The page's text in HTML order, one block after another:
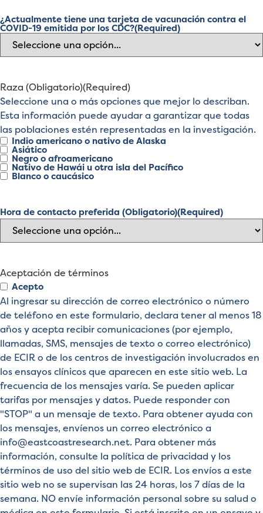
¿Actualmente tiene una tarjeta de vacunación contra el
COVID-19 emitida por los CDC?(Required)
Raza (Obligatorio)(Required)
Seleccione una o más opciones que mejor lo describan.
Esta información puede ayudar a garantizar que todas
las poblaciones estén representadas en la investigación.
Indio americano o nativo de Alaska
Asiático
Negro o afroamericano
Nativo de Hawái u otra isla del Pacífico
Blanco o caucásico
Hora de contacto preferida (Obligatorio)(Required)
Aceptación de términos
Acepto
Al ingresar su dirección de correo electrónico o número
de teléfono en este formulario, declara tener al menos 18
años y acepta recibir comunicaciones (por ejemplo,
llamadas, SMS, mensajes de texto o correo electrónico)
de ECIR o de los centros de investigación involucrados en
los ensayos clínicos que aparecen en este sitio web. La
frecuencia de los mensajes varía. Se pueden aplicar
tarifas por mensajes y datos. Puede responder con
"STOP" a un mensaje de texto. Para obtener ayuda con
los mensajes, envíenos un correo electrónico a
info@eastcoastresearch.net. Para obtener más
información, consulte la política de privacidad y los
términos de uso del sitio web de ECIR. Los envíos a este
sitio web no se supervisan las 24 horas, los 7 días de la
semana. NO envíe información personal sobre su salud o